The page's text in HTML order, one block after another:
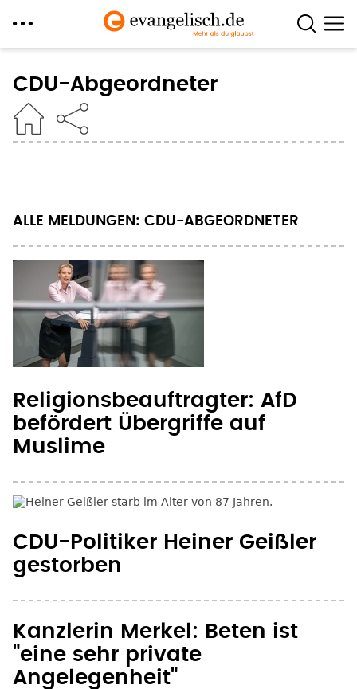
zum
Inhalt
CDU-Abgeordneter
ALLE MELDUNGEN: CDU-ABGEORDNETER
Religionsbeauftragter: AfD
befördert Übergriffe auf
Muslime
CDU-Politiker Heiner Geißler
gestorben
Kanzlerin Merkel: Beten ist
"eine sehr private
Angelegenheit"